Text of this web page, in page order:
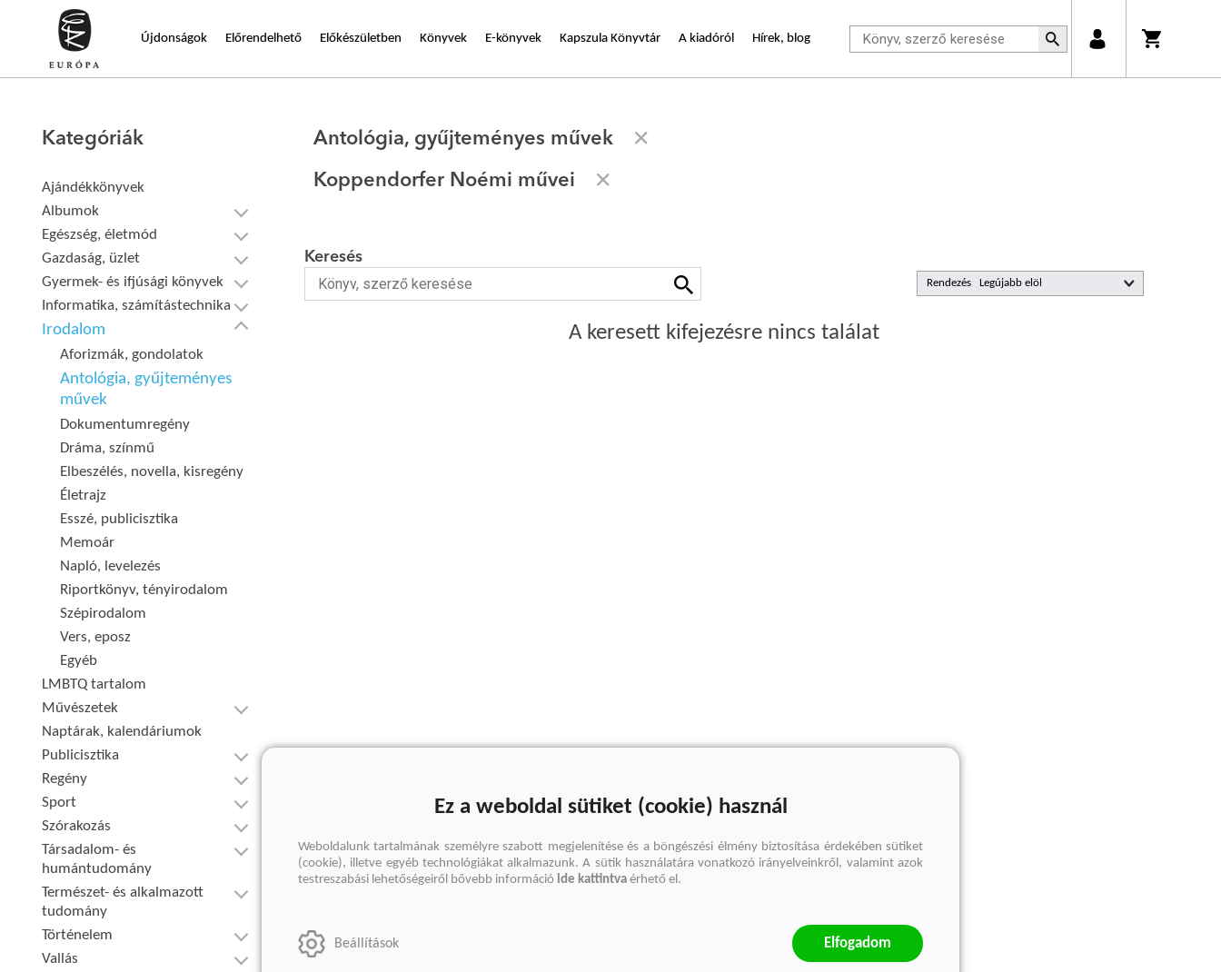
Újdonságok Előrendelhető Előkészületben Könyvek E-könyvek Kapszula Könyvtár A kiadóról Hírek, blog
Kategóriák
Ajándékkönyvek
Albumok
Egészség, életmód
Gazdaság, üzlet
Gyermek- és ifjúsági könyvek
Informatika, számítástechnika
Irodalom
Aforizmák, gondolatok
Antológia, gyűjteményes
művek
Dokumentumregény
Dráma, színmű
Elbeszélés, novella, kisregény
Életrajz
Esszé, publicisztika
Memoár
Napló, levelezés
Riportkönyv, tényirodalom
Szépirodalom
Vers, eposz
Egyéb
LMBTQ tartalom
Művészetek
Naptárak, kalendáriumok
Publicisztika
Regény
Sport
Szórakozás
Társadalom- és
humántudomány
Természet- és alkalmazott
tudomány
Történelem
Vallás
Antológia, gyűjteményes művek
Koppendorfer Noémi művei
Rendezés
Keresés
A keresett kifejezésre nincs találat
Ez a weboldal sütiket (cookie) használ
Weboldalunk tartalmának személyre szabott megjelenítése és a böngészési élmény biztosítása érdekében sütiket
(cookie), illetve egyéb technológiákat alkalmazunk. A sütik használatára vonatkozó irányelveinkről, valamint azok
testreszabási lehetőségeiről bővebb információ ide kattintva érhető el.
Beállítások Elfogadom